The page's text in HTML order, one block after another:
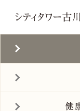
古川橋駅徒歩4分｜
市 新築マンション
健